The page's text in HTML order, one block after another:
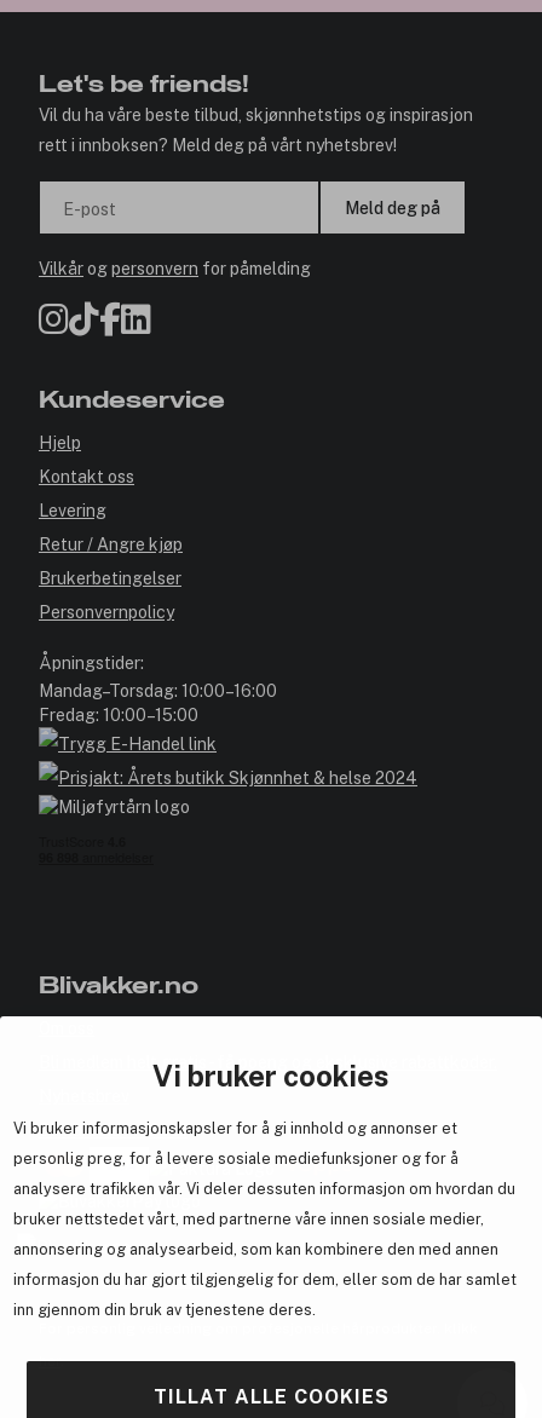
Vi bruker cookies
Vi bruker informasjonskapsler for å gi innhold og annonser et
personlig preg, for å levere sosiale mediefunksjoner og for å
analysere trafikken vår. Vi deler dessuten informasjon om hvordan du
bruker nettstedet vårt, med partnerne våre innen sosiale medier,
annonsering og analysearbeid, som kan kombinere den med annen
informasjon du har gjort tilgjengelig for dem, eller som de har samlet
inn gjennom din bruk av tjenestene deres.
TILLAT ALLE COOKIES
Let's be friends!
Vil du ha våre beste tilbud, skjønnhetstips og inspirasjon
rett i innboksen? Meld deg på vårt nyhetsbrev!
E-post Meld deg på
Vilkårogpersonvern for påmelding
Kundeservice
Hjelp
Kontakt oss
Levering
Retur / Angre kjøp
Brukerbetingelser
Personvernpolicy
Åpningstider:
Mandag–Torsdag: 10:00–16:00
Fredag: 10:00–15:00
Blivakker.no
Bli medlem helt gratis - få poeng og eksklusive rabattkoder.
Samarbeid med oss
En del avBrandsdal Group AS
her.